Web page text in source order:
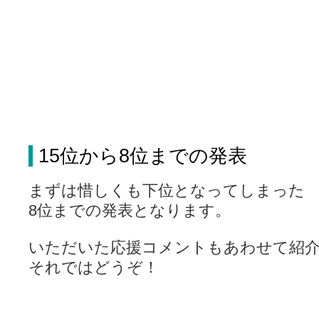
15位から8位までの発表
まずは惜しくも下位となってしまった
8位までの発表となります。
いただいた応援コメントもあわせて紹
それではどうぞ！